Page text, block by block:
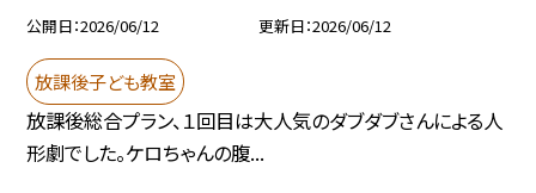
公開日 2026/06/12 更新日 2026/06/12
放課後子ども教室
放課後総合プラン、１回目は大人気のダブダブさんによる人
形劇でした。ケロちゃんの腹...